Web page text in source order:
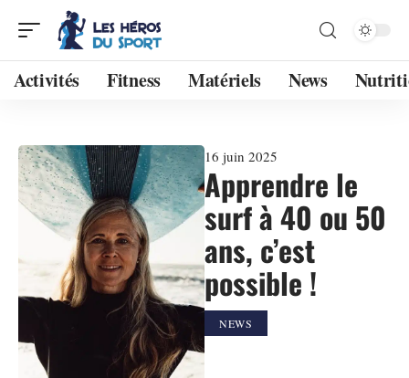
Activités Fitness Matériels News
16 juin 2025
Apprendre le
surf à 40 ou 50
ans, c’est
possible !
NEWS